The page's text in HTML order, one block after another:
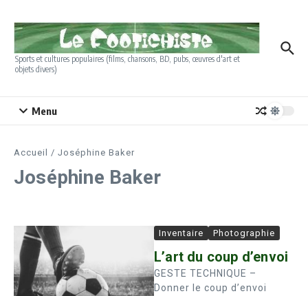
Sports et cultures populaires (films, chansons, BD, pubs, œuvres d'art et
objets divers)
Menu
Accueil / Joséphine Baker
Joséphine Baker
Inventaire Photographie
L’art du coup d’envoi
GESTE TECHNIQUE –
Donner le coup d’envoi